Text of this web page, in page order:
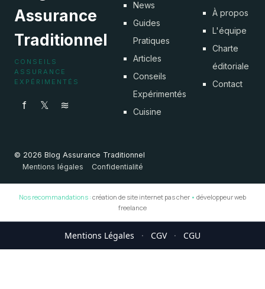
Assurance
Traditionnel
CONSEILS
ASSURANCE
EXPÉRIMENTÉS
f 𝕏 ≋
News
Guides
Pratiques
Articles
Conseils
Expérimentés
Cuisine
À propos
L'équipe
Charte
éditoriale
Contact
© 2026 Blog Assurance Traditionnel
Mentions légales
Confidentialité
Nos recommandations : création de site internet pas cher • développeur web
freelance
Mentions Légales · CGV · CGU